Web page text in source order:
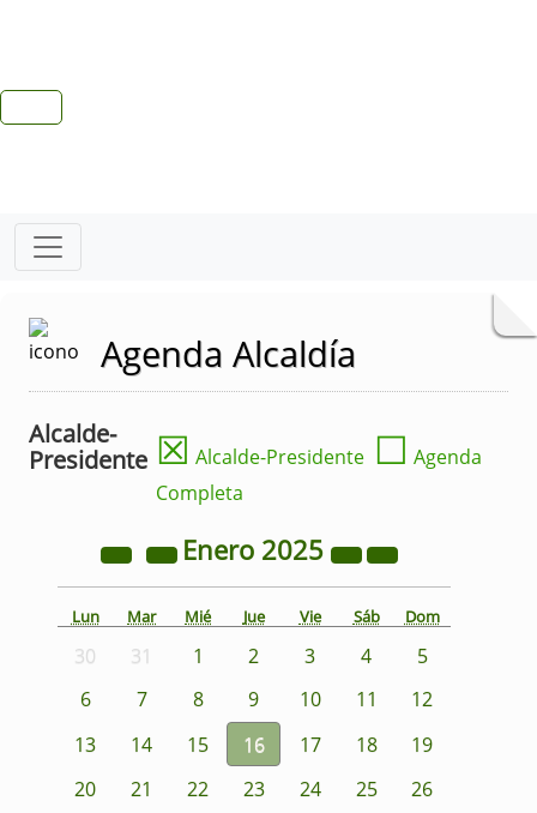
Agenda Alcaldía
Alcalde-
Presidente ☒ Alcalde-Presidente ☐ Agenda
Completa
Enero 2025
Lun Mar Mié Jue Vie Sáb Dom
30 31 1 2 3 4
5
6
7 8 9 10 11
12
13
14 15 16 17 18
19
20
21 22 23 24 25
26